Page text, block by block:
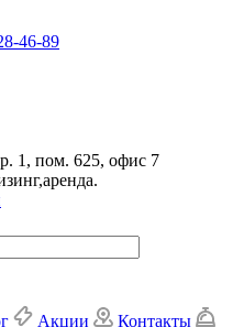
46-89
1, пом. 625, офис 7
Акции Контакты